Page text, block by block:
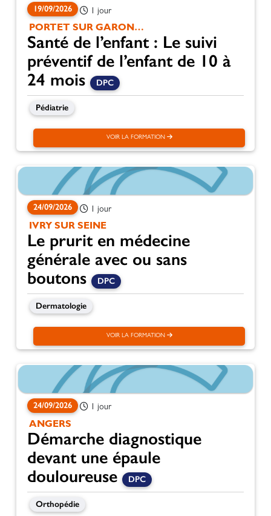
19/09/2026 1 jour
PORTET SUR GARONNE
Santé de l’enfant : Le suivi
préventif de l’enfant de 10 à
24 mois
DPC
Pédiatrie
VOIR LA FORMATION
24/09/2026 1 jour
IVRY SUR SEINE
Le prurit en médecine
générale avec ou sans
boutons
DPC
Dermatologie
VOIR LA FORMATION
24/09/2026 1 jour
ANGERS
Démarche diagnostique
devant une épaule
douloureuse
DPC
Orthopédie